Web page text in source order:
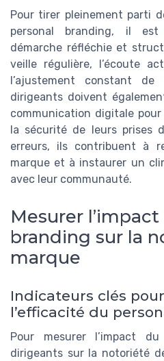
Pour tirer pleinement parti
personal branding, il est
démarche réfléchie et
veille régulière, l’écoute
l’ajustement constant
dirigeants doivent
communication digitale
la sécurité de leurs prises
erreurs, ils contribuent à
marque et à instaurer un
avec leur communauté.
Mesurer
branding sur la
marque
Indicateurs clés
l’efficacité du
Pour mesurer l’impact
dirigeants sur la notoriété